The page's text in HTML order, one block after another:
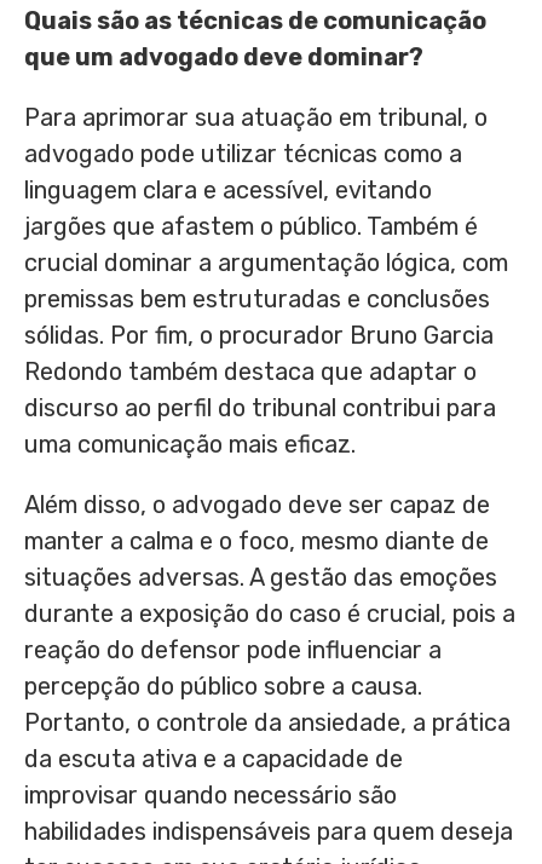
Quais são as técnicas de comunicação
que um advogado deve dominar?
Para aprimorar sua atuação em tribunal, o
advogado pode utilizar técnicas como a
linguagem clara e acessível, evitando
jargões que afastem o público. Também é
crucial dominar a argumentação lógica, com
premissas bem estruturadas e conclusões
sólidas. Por fim, o procurador Bruno Garcia
Redondo também destaca que adaptar o
discurso ao perfil do tribunal contribui para
uma comunicação mais eficaz.
Além disso, o advogado deve ser capaz de
manter a calma e o foco, mesmo diante de
situações adversas. A gestão das emoções
durante a exposição do caso é crucial, pois a
reação do defensor pode influenciar a
percepção do público sobre a causa.
Portanto, o controle da ansiedade, a prática
da escuta ativa e a capacidade de
improvisar quando necessário são
habilidades indispensáveis para quem deseja